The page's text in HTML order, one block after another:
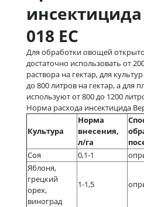
018 ЕС
Для обработки овощей
достаточно использовать от
раствора на гектар, для
до 800 литров на гектар, а для
используют от 800 до 1200
Норма расхода инсектицида
Культура
Норма
внесения,
л/га
Соя
0,1-1
Яблоня,
грецкий
орех,
виноград
1-1,5